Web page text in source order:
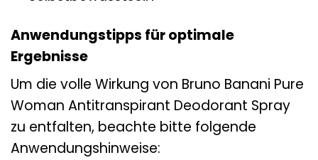
Anwendungstipps für optimale
Ergebnisse
Um die volle Wirkung von Bruno Banani Pure
Woman Antitranspirant Deodorant Spray
zu entfalten, beachte bitte folgende
Anwendungshinweise: